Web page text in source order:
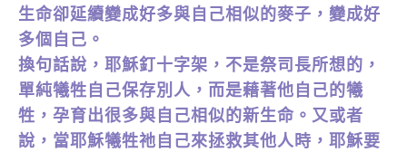
生命卻延續變成好多與自己相似的麥子，變成好
多個自己。
換句話說，耶穌釘十字架，不是祭司長所想的，
單純犧牲自己保存別人，而是藉著他自己的犧
牲，孕育出很多與自己相似的新生命。又或者
說，當耶穌犧牲祂自己來拯救其他人時，耶穌要